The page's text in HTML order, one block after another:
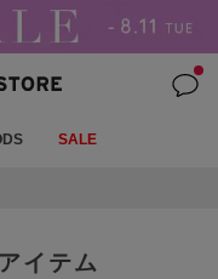
SALE
イテム